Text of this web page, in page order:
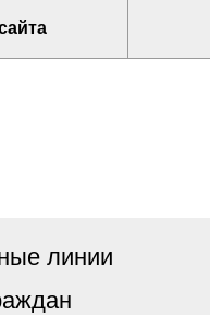
линии